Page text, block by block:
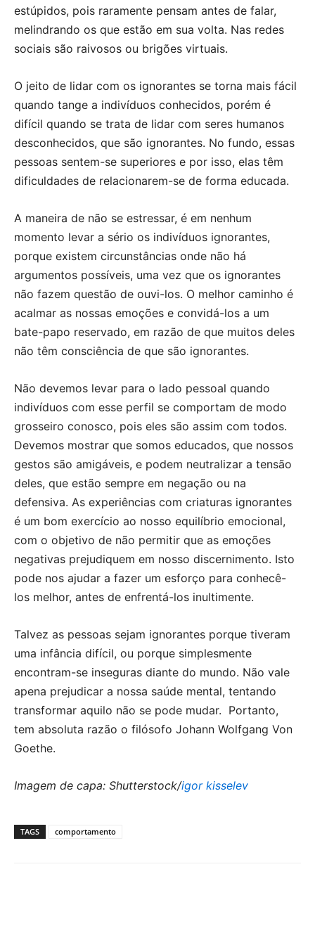
estúpidos, pois raramente pensam antes de falar,
melindrando os que estão em sua volta. Nas redes
sociais são raivosos ou brigões virtuais.
O jeito de lidar com os ignorantes se torna mais fácil
quando tange a indivíduos conhecidos, porém é
difícil quando se trata de lidar com seres humanos
desconhecidos, que são ignorantes. No fundo, essas
pessoas sentem-se superiores e por isso, elas têm
dificuldades de relacionarem-se de forma educada.
A maneira de não se estressar, é em nenhum
momento levar a sério os indivíduos ignorantes,
porque existem circunstâncias onde não há
argumentos possíveis, uma vez que os ignorantes
não fazem questão de ouvi-los. O melhor caminho é
acalmar as nossas emoções e convidá-los a um
bate-papo reservado, em razão de que muitos deles
não têm consciência de que são ignorantes.
Não devemos levar para o lado pessoal quando
indivíduos com esse perfil se comportam de modo
grosseiro conosco, pois eles são assim com todos.
Devemos mostrar que somos educados, que nossos
gestos são amigáveis, e podem neutralizar a tensão
deles, que estão sempre em negação ou na
defensiva. As experiências com criaturas ignorantes
é um bom exercício ao nosso equilíbrio emocional,
com o objetivo de não permitir que as emoções
negativas prejudiquem em nosso discernimento. Isto
pode nos ajudar a fazer um esforço para conhecê-
los melhor, antes de enfrentá-los inultimente.
Talvez as pessoas sejam ignorantes porque tiveram
uma infância difícil, ou porque simplesmente
encontram-se inseguras diante do mundo. Não vale
apena prejudicar a nossa saúde mental, tentando
transformar aquilo não se pode mudar. Portanto,
tem absoluta razão o filósofo Johann Wolfgang Von
Goethe.
Imagem de capa: Shutterstock/igor kisselev
TAGS comportamento